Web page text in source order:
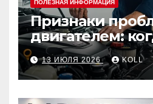
ПОЛЕЗНАЯ ИНФОРМАЦИЯ
Признаки
двигателем:
ехать в сервис
13 ИЮЛЯ 2026 KOLL